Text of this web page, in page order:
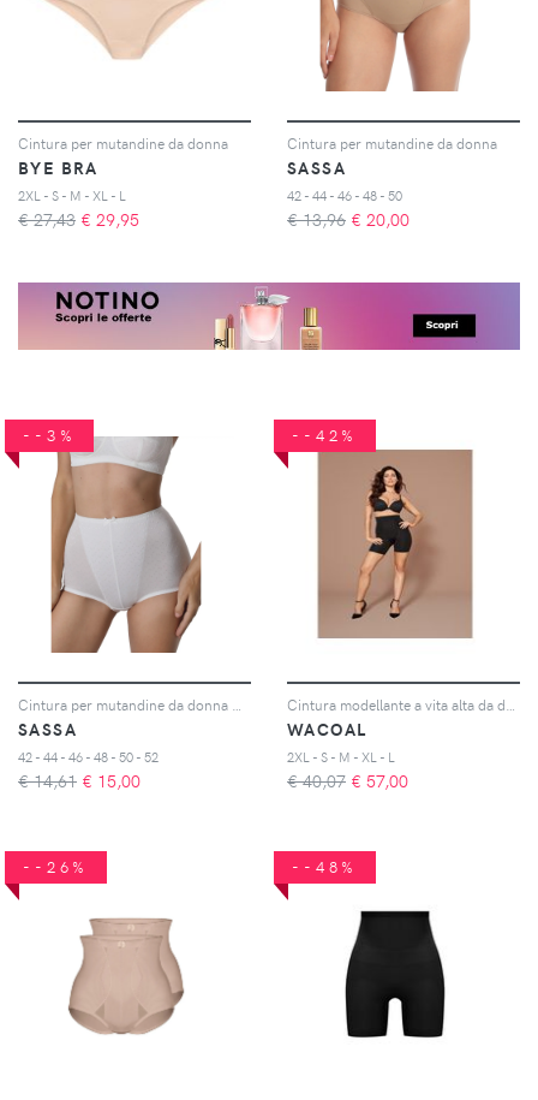
Cintura per mutandine da donna
BYE BRA
2XL - S - M - XL - L
€ 27,43 € 29,95
Cintura per mutandine da donna
SASSA
42 - 44 - 46 - 48 - 50
€ 13,96 € 20,00
--3%
SASSA
42 - 44 - 46 - 48 - 50 - 52
€ 14,61 € 15,00
--42%
WACOAL
2XL - S - M - XL - L
€ 40,07 € 57,00
--26% --48%